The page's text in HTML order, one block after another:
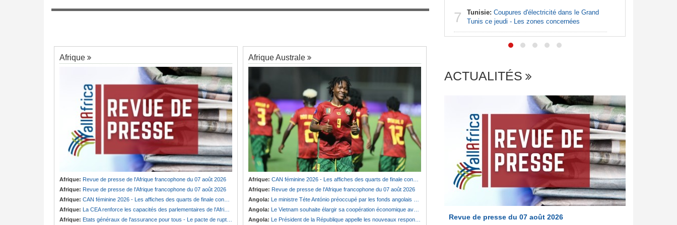
Afrique
Afrique: Revue de presse de l'Afrique francophone du 07 août 2026
Afrique: Revue de presse de l'Afrique francophone du 07 août 2026
Afrique: CAN féminine 2026 - Les affiches des quarts de finale connues
Afrique: La CEA renforce les capacités des parlementaires de l'Afrique de l'Est
Afrique: Etats généraux de l'assurance pour tous - Le pacte de rupture
Afrique Australe
Afrique: CAN féminine 2026 - Les affiches des quarts de finale connues
Afrique: Revue de presse de l'Afrique francophone du 07 août 2026
Angola: Le ministre Téte António préoccupé par les fonds angolais bloqués en Suisse
Angola: Le Vietnam souhaite élargir sa coopération économique avec le pays
Angola: Le Président de la République appelle les nouveaux responsables à renforcer l'action de l'Exécutif
de Biya - Le
7
des poursuites en France et au pays
Afrique:Revue de presse de l'Afrique
7 Tunisie: Coupures d'électricité dans le Grand
Tunis ce jeudi - Les zones concernées
ACTUALITÉS
Revue de presse du 07 août 2026